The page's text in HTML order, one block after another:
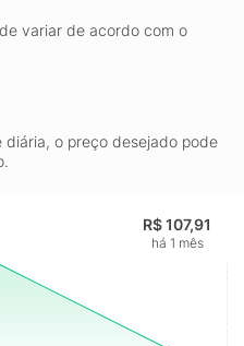
variar de acordo com o
diária, o preço desejado pode
R$ 107,91
há 1 mês